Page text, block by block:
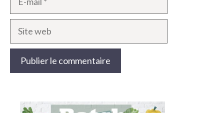
mail
Site
web